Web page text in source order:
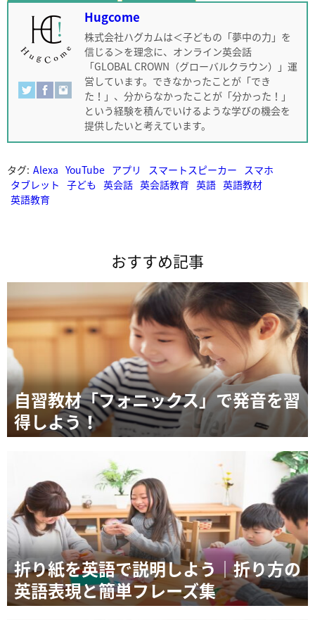
Hugcome
株式会社ハグカムは＜子どもの「夢中の力」を
信じる＞を理念に、オンライン英会話
「GLOBAL CROWN（グローバルクラウン）」運
営しています。できなかったことが「でき
た！」、分からなかったことが「分かった！」
という経験を積んでいけるような学びの機会を
提供したいと考えています。
タグ: Alexa YouTube アプリ スマートスピーカー
スマホ
タブレット 子ども 英会話 英会話教育 英語 英語教材
英語教育
おすすめ記事
自習教材「フォニックス」で発音を習
得しよう！
折り紙を英語で説明しよう｜折り方の
英語表現と簡単フレーズ集